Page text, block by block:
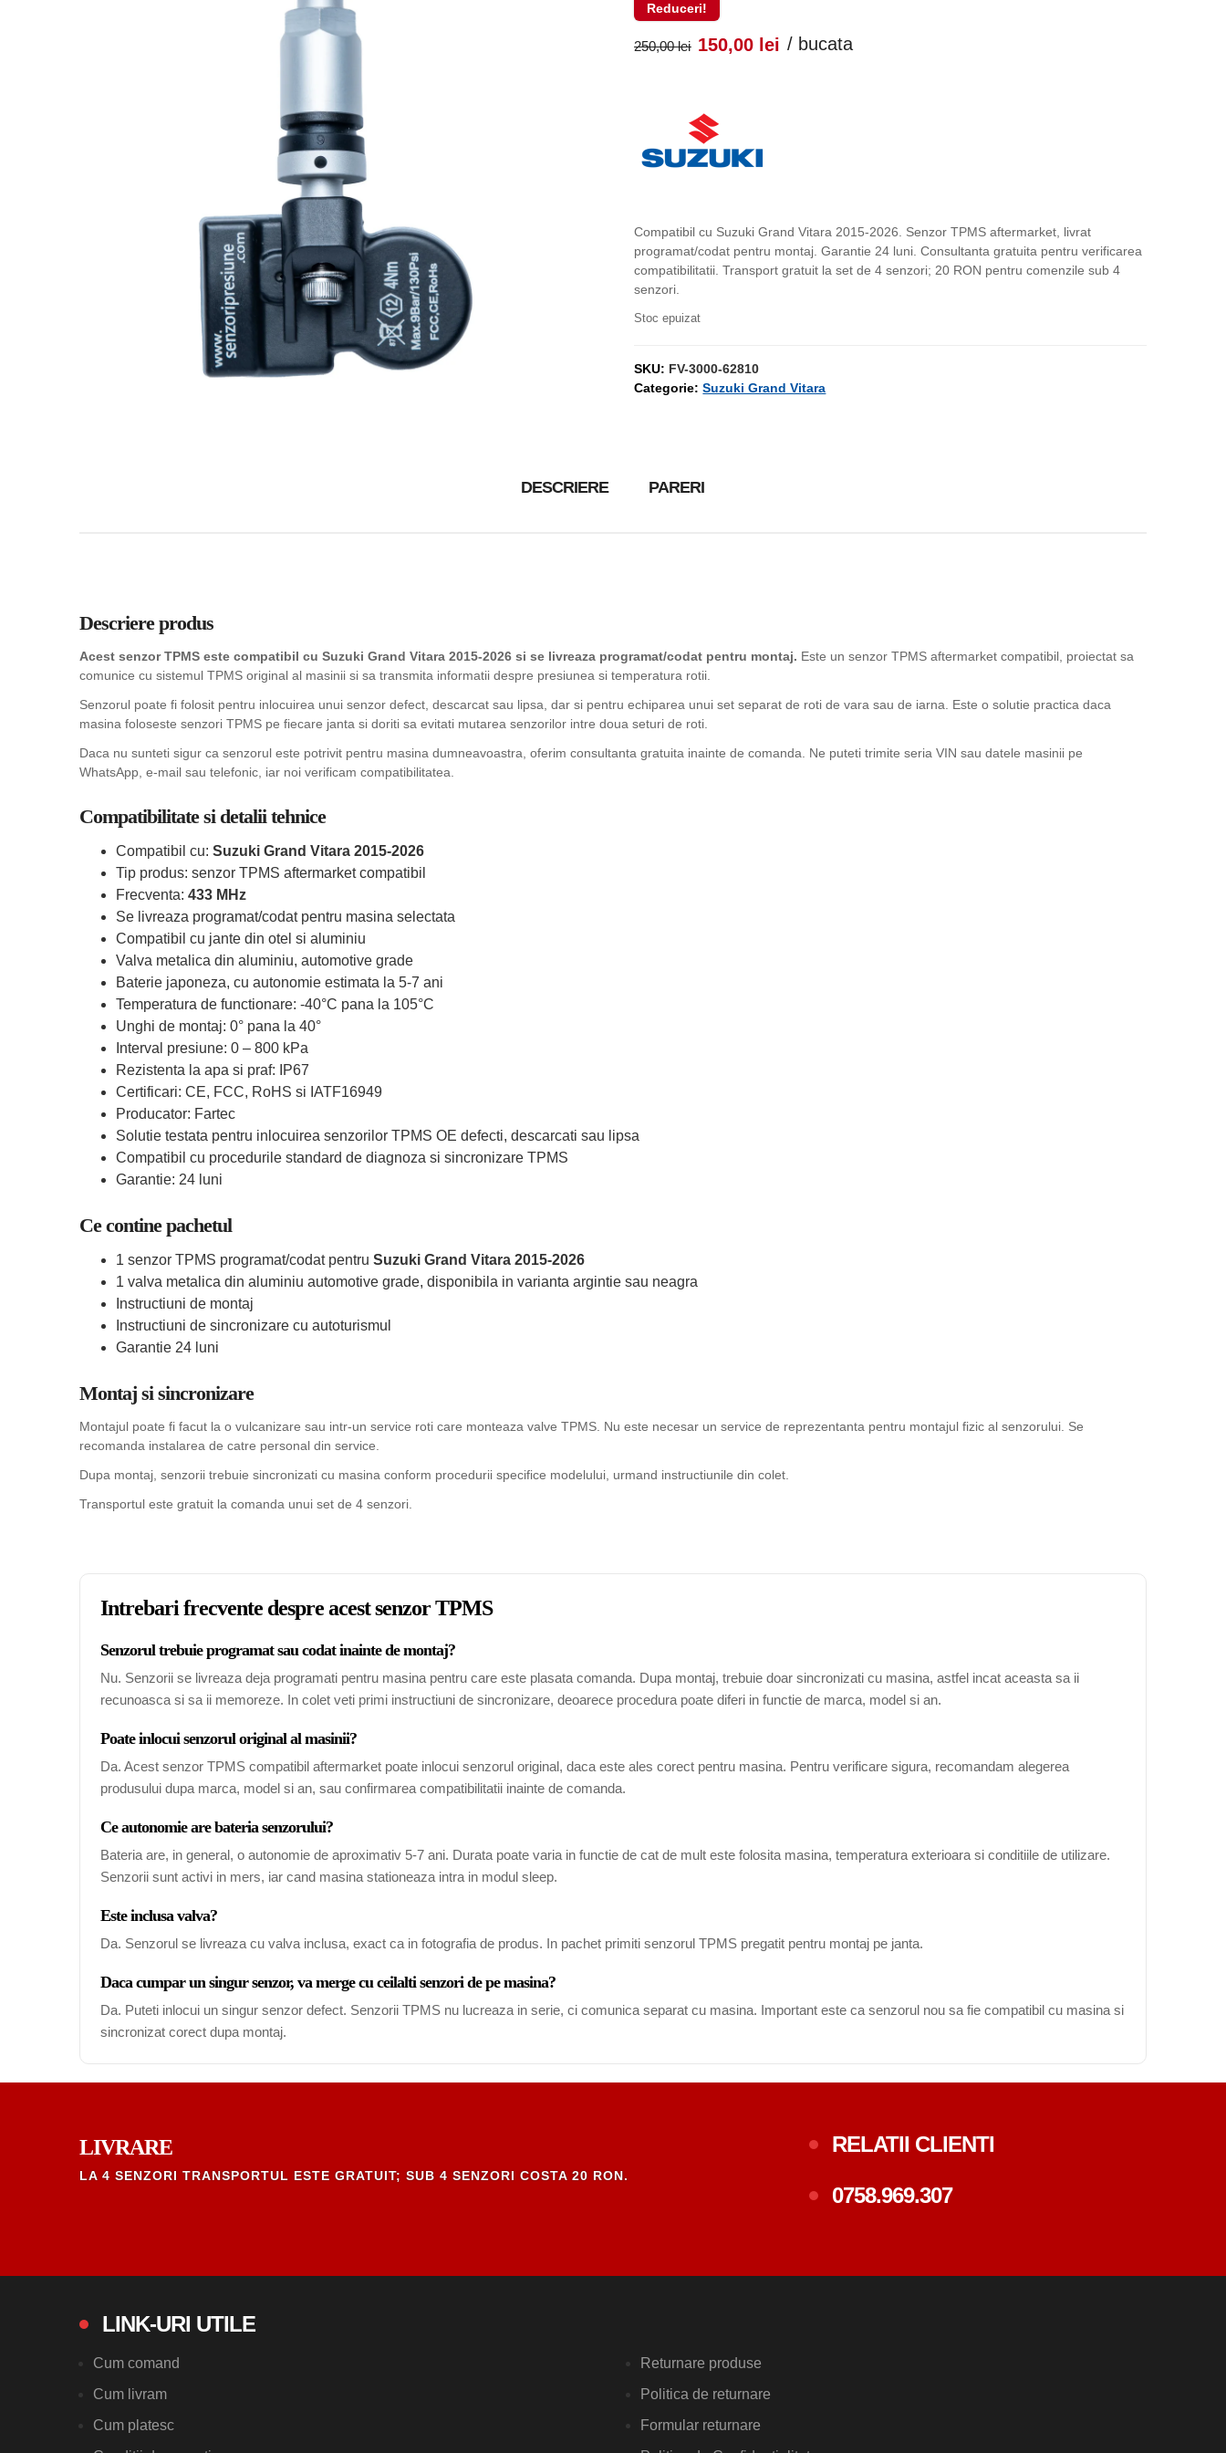
Reduceri!
250,00lei Prețul
a
fost:
150,00 lei Prețul
/ bucata
Compatibil cu Suzuki Grand Vitara 2015-2026. Senzor TPMS aftermarket, livrat
programat/codat pentru montaj. Garantie 24 luni. Consultanta gratuita pentru verificarea
compatibilitatii. Transport gratuit la set de 4 senzori; 20 RON pentru comenzile sub 4
senzori.
Stoc epuizat
SKU: FV-3000-62810
Categorie:Suzuki Grand Vitara
DESCRIERE PARERI
Descriere produs
Acest senzor TPMS este compatibil cu Suzuki Grand Vitara 2015-2026 si se livreaza programat/codat pentru montaj. Este un senzor TPMS aftermarket compatibil, proiectat sa
comunice cu sistemul TPMS original al masinii si sa transmita informatii despre presiunea si temperatura rotii.
Senzorul poate fi folosit pentru inlocuirea unui senzor defect, descarcat sau lipsa, dar si pentru echiparea unui set separat de roti de vara sau de iarna. Este o solutie practica daca
masina foloseste senzori TPMS pe fiecare janta si doriti sa evitati mutarea senzorilor intre doua seturi de roti.
Daca nu sunteti sigur ca senzorul este potrivit pentru masina dumneavoastra, oferim consultanta gratuita inainte de comanda. Ne puteti trimite seria VIN sau datele masinii pe
WhatsApp, e-mail sau telefonic, iar noi verificam compatibilitatea.
Compatibilitate si detalii tehnice
Compatibil cu: Suzuki Grand Vitara 2015-2026
Tip produs: senzor TPMS aftermarket compatibil
Frecventa: 433 MHz
Se livreaza programat/codat pentru masina selectata
Compatibil cu jante din otel si aluminiu
Valva metalica din aluminiu, automotive grade
Baterie japoneza, cu autonomie estimata la 5-7 ani
Temperatura de functionare: -40°C pana la 105°C
Unghi de montaj: 0° pana la 40°
Interval presiune: 0 – 800 kPa
Rezistenta la apa si praf: IP67
Certificari: CE, FCC, RoHS si IATF16949
Producator: Fartec
Solutie testata pentru inlocuirea senzorilor TPMS OE defecti, descarcati sau lipsa
Compatibil cu procedurile standard de diagnoza si sincronizare TPMS
Garantie: 24 luni
Ce contine pachetul
1 senzor TPMS programat/codat pentru Suzuki Grand Vitara 2015-2026
1 valva metalica din aluminiu automotive grade, disponibila in varianta argintie sau neagra
Instructiuni de montaj
Instructiuni de sincronizare cu autoturismul
Garantie 24 luni
Montaj si sincronizare
Montajul poate fi facut la o vulcanizare sau intr-un service roti care monteaza valve TPMS. Nu este necesar un service de reprezentanta pentru montajul fizic al senzorului. Se
recomanda instalarea de catre personal din service.
Dupa montaj, senzorii trebuie sincronizati cu masina conform procedurii specifice modelului, urmand instructiunile din colet.
Transportul este gratuit la comanda unui set de 4 senzori.
Intrebari frecvente despre acest senzor TPMS
Senzorul trebuie programat sau codat inainte de montaj?
Nu. Senzorii se livreaza deja programati pentru masina pentru care este plasata comanda. Dupa montaj, trebuie doar sincronizati cu masina, astfel incat aceasta sa ii
recunoasca si sa ii memoreze. In colet veti primi instructiuni de sincronizare, deoarece procedura poate diferi in functie de marca, model si an.
Poate inlocui senzorul original al masinii?
Da. Acest senzor TPMS compatibil aftermarket poate inlocui senzorul original, daca este ales corect pentru masina. Pentru verificare sigura, recomandam alegerea
produsului dupa marca, model si an, sau confirmarea compatibilitatii inainte de comanda.
Ce autonomie are bateria senzorului?
Bateria are, in general, o autonomie de aproximativ 5-7 ani. Durata poate varia in functie de cat de mult este folosita masina, temperatura exterioara si conditiile de utilizare.
Senzorii sunt activi in mers, iar cand masina stationeaza intra in modul sleep.
Este inclusa valva?
Da. Senzorul se livreaza cu valva inclusa, exact ca in fotografia de produs. In pachet primiti senzorul TPMS pregatit pentru montaj pe janta.
Daca cumpar un singur senzor, va merge cu ceilalti senzori de pe masina?
Da. Puteti inlocui un singur senzor defect. Senzorii TPMS nu lucreaza in serie, ci comunica separat cu masina. Important este ca senzorul nou sa fie compatibil cu masina si
sincronizat corect dupa montaj.
LIVRARE
LA 4 SENZORI TRANSPORTUL ESTE GRATUIT; SUB 4 SENZORI COSTA 20 RON.
RELATII CLIENTI
0758.969.307
LINK-URI UTILE
Cum comand
Cum livram
Cum platesc
Returnare produse
Politica de returnare
Formular returnare